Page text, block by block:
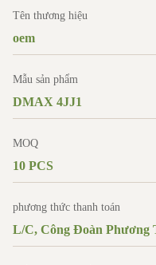
Tên thương hiệu
oem
Mẫu sản phẩm
DMAX 4JJ1
MOQ
10 PCS
phương thức thanh toán
L/C, Công Đoàn Phương